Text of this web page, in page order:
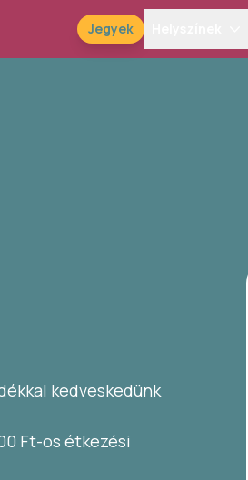
Jegyek
kedveskedünk
Ft-os étkezési